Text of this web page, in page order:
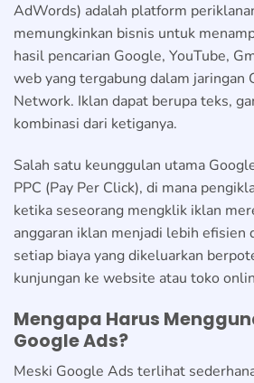
AdWords) adalah platform
memungkinkan bisnis untuk
hasil pencarian Google, YouTube,
web yang tergabung dalam jaringan
Network. Iklan dapat berupa teks,
kombinasi dari ketiganya.
Salah satu keunggulan utama
PPC (Pay Per Click), di mana
ketika seseorang mengklik iklan
anggaran iklan menjadi lebih efisien
setiap biaya yang dikeluarkan
kunjungan ke website atau toko
Mengapa Harus
Google Ads?
Meski Google Ads terlihat